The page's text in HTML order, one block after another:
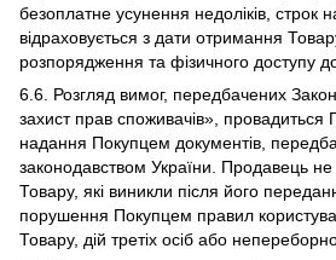
безоплатне усунення недоліків, строк
відраховується з дати отримання
розпорядження та фізичного доступу
6.6. Розгляд вимог, передбачених
захист прав споживачів»,
надання Покупцем документів,
законодавством України. Продавець не
Товару, які виникли після його
порушення Покупцем правил
Товару, дій третіх осіб або